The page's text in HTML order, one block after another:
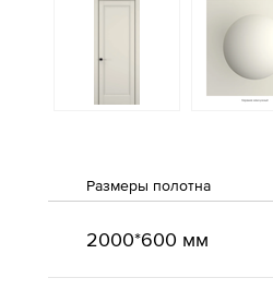
Размеры полотна
2000*600 мм